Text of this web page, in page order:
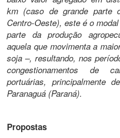
km (caso de grande parte
Centro-Oeste), este é o
parte da produção
aquela que movimenta a
soja –, resultando, nos
congestionamentos de
portuárias, principalmente
Paranaguá (Paraná).
Propostas